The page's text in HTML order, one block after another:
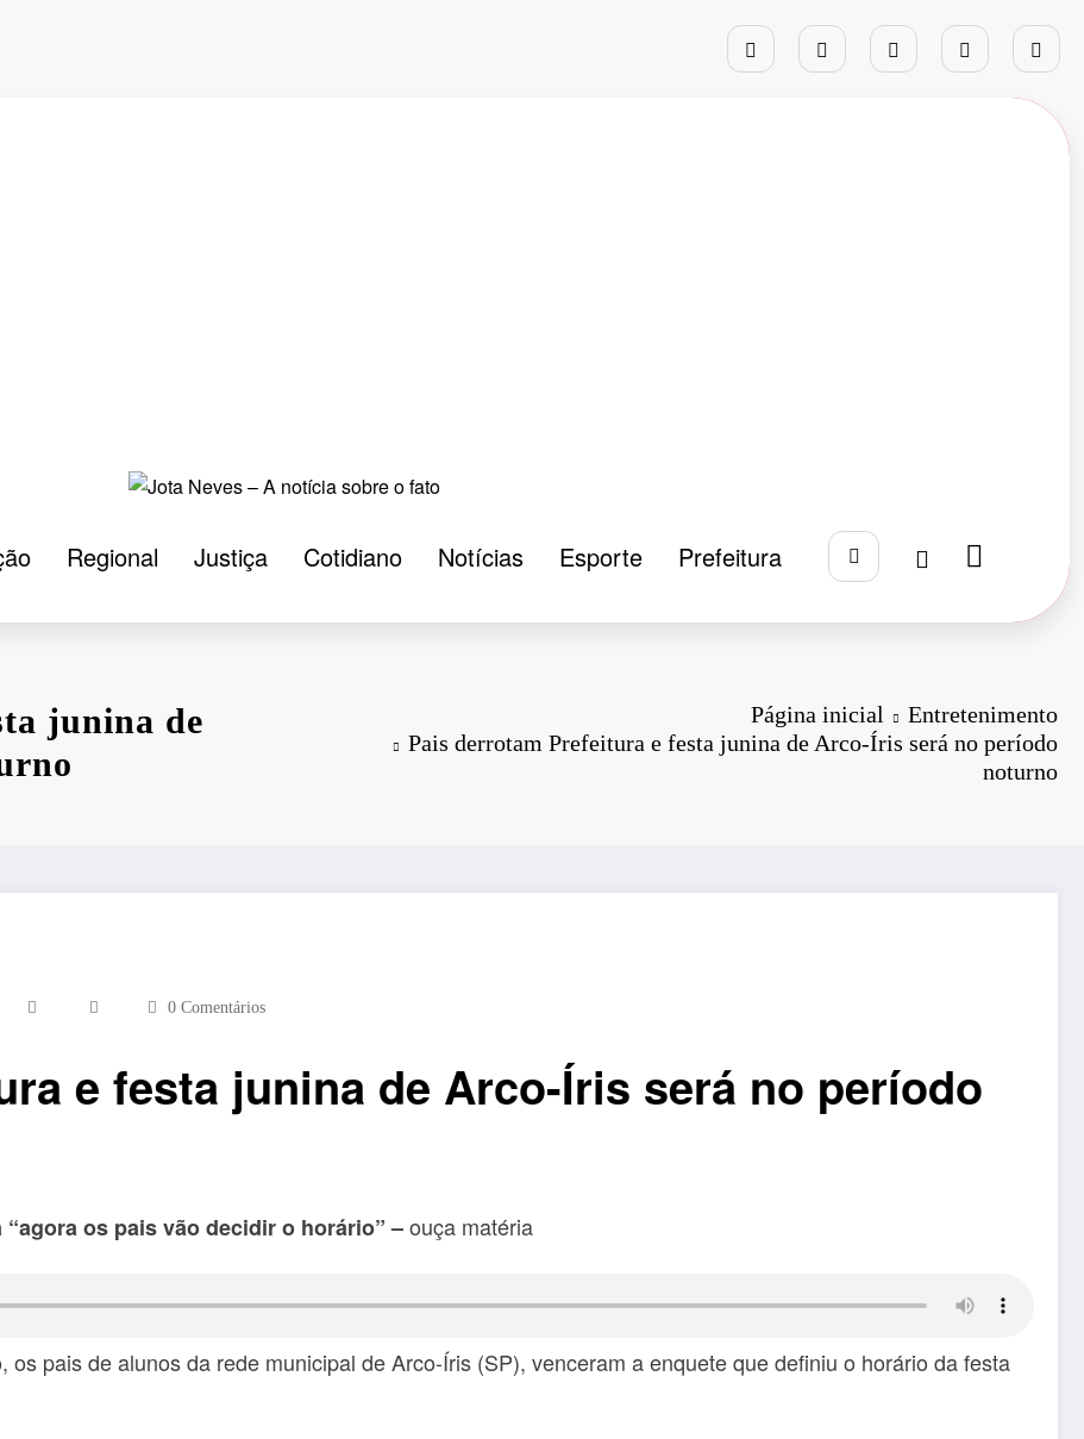
Regional Justiça Cotidiano Notícias Esporte Prefeitura
junina de
Página inicial
Entretenimento
Pais derrotam Prefeitura e festa junina de Arco-Íris será no período
noturno
0 Comentários
e festa junina de Arco-Íris será no período
os pais vão decidir o horário” –ouça matéria
os pais de alunos da rede municipal de Arco-Íris (SP), venceram a enquete que definiu o horário da festa